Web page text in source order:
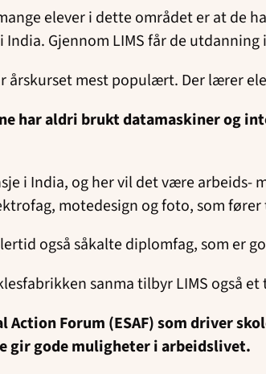
elever i dette området er at de
India. Gjennom LIMS får de
årskurset mest populært. Der lærer
har aldri brukt datamaskiner og
i India, og her vil det være
motedesign og foto, som
også såkalte diplomfag, som er
sanma tilbyr LIMS også
Action Forum (ESAF) som driver
gir gode muligheter i arbeidslivet.